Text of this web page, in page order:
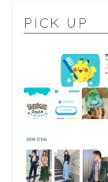
PICK UP